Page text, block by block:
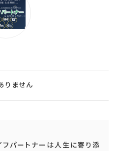
りません
フパートナーは人生に寄り添